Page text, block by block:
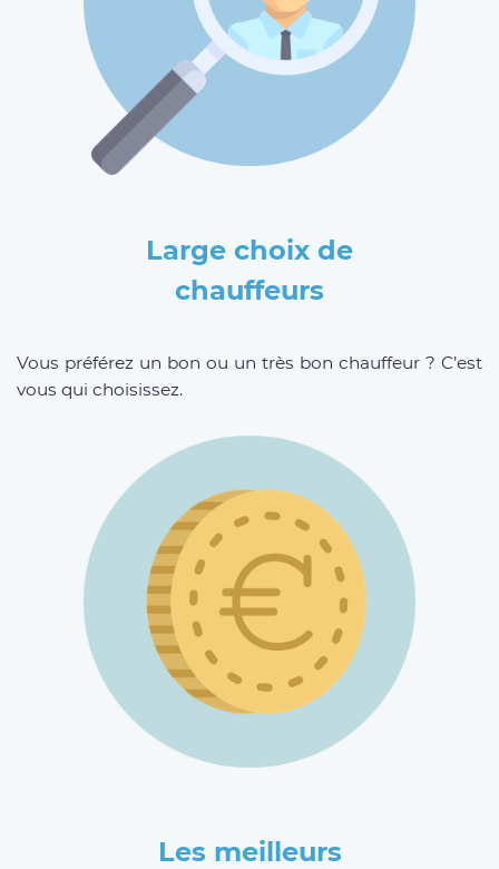
Large choix de
chauffeurs
Vous préférez un bon ou un très bon chauffeur ? C’est
vous qui choisissez.
Les meilleurs